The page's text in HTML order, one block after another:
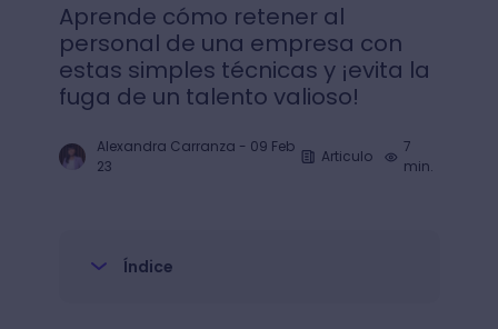
Aprende cómo retener al
personal de una empresa con
estas simples técnicas y ¡evita la
fuga de un talento valioso!
Alexandra Carranza - 09 Feb
23
Articulo
7
min.
Índice